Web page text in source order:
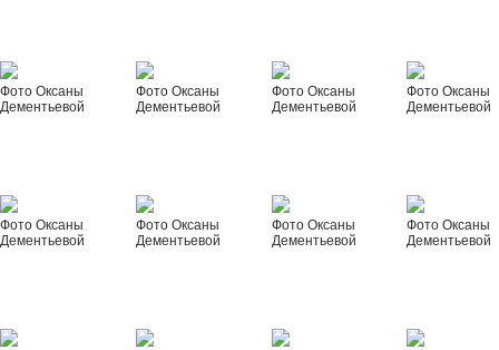
Фото Оксаны
Дементьевой
Фото Оксаны
Дементьевой
Фото Оксаны
Дементьевой
Фото Оксаны
Дементьевой
Фото Оксаны
Дементьевой
Фото Оксаны
Дементьевой
Фото Оксаны
Дементьевой
Фото Оксаны
Дементьевой